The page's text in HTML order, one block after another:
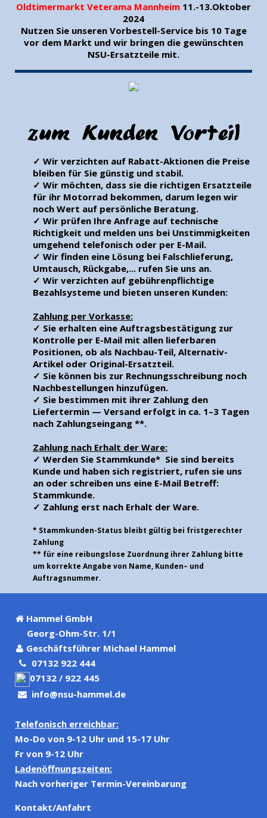
Oldtimermarkt Veterama Mannheim 11.-13.Oktober
2024
Nutzen Sie unseren Vorbestell-Service bis 10 Tage
vor dem Markt und wir bringen die gewünschten
NSU-Ersatzteile mit.
zum Kunden Vorteil
Wir verzichten auf Rabatt-Aktionen die Preise
bleiben für Sie günstig und stabil.
Wir möchten, dass sie die richtigen Ersatzteile
für ihr Motorrad bekommen, darum legen wir
noch Wert auf persönliche Beratung.
Wir prüfen Ihre Anfrage auf technische
Richtigkeit und melden uns bei Unstimmigkeiten
umgehend telefonisch oder per E-Mail.
Wir finden eine Lösung bei Falschlieferung,
Umtausch, Rückgabe,... rufen Sie uns an.
Wir verzichten auf gebührenpflichtige
Bezahlsysteme und bieten unseren Kunden:
Zahlung per Vorkasse:
Sie erhalten eine Auftragsbestätigung zur
Kontrolle per E-Mail mit allen lieferbaren
Positionen, ob als Nachbau-Teil, Alternativ-
Artikel oder Original-Ersatzteil.
Sie können bis zur Rechnungsschreibung noch
Nachbestellungen hinzufügen.
Sie bestimmen mit ihrer Zahlung den
Liefertermin — Versand erfolgt in ca. 1–3 Tagen
nach Zahlungseingang **.
Zahlung nach Erhalt der Ware:
Werden Sie Stammkunde* Sie sind bereits
Kunde und haben sich registriert, rufen sie uns
an oder schreiben uns eine E-Mail Betreff:
Stammkunde.
Zahlung erst nach Erhalt der Ware.
* Stammkunden-Status bleibt gültig bei fristgerechter
Zahlung
** für eine reibungslose Zuordnung ihrer Zahlung bitte
um korrekte Angabe von Name, Kunden– und
Auftragsnummer.
Hammel GmbH
Georg-Ohm-Str. 1/1
Geschäftsführer Michael Hammel
07132 922 444
07132 / 922 445
info@nsu-hammel.de
Telefonisch erreichbar:
Mo-Do von 9-12 Uhr und 15-17 Uhr
Fr von 9-12 Uhr
Ladenöffnungszeiten:
Nach vorheriger Termin-Vereinbarung
Kontakt/Anfahrt